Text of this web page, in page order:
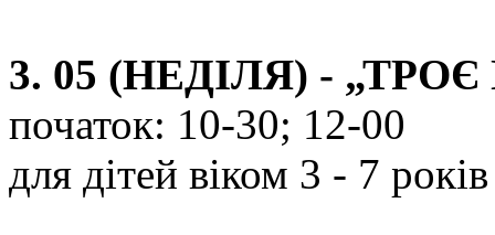
3. 05 (НЕДІЛЯ) -
початок: 10-30; 12-00
для дітей віком 3 - 7 років